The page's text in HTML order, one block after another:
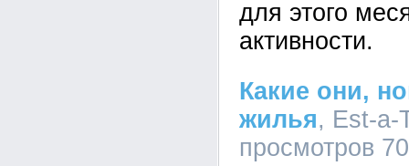
для этого
активности.
Какие они,
жилья, Est-a-
просмотров